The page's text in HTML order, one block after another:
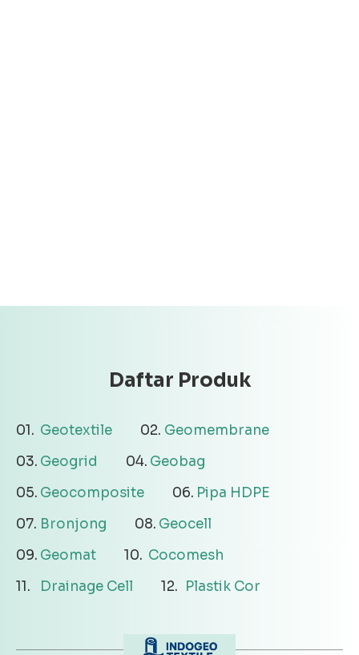
Daftar Produk
Geotextile
Geomembrane
Geogrid
Geobag
Geocomposite
Pipa HDPE
Bronjong
Geocell
Geomat
Cocomesh
Drainage Cell
Plastik Cor